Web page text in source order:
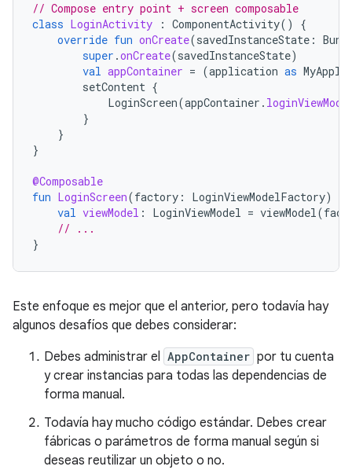
// Compose entry point + screen composable
class LoginActivity : ComponentActivity()
{
override fun onCreate(savedInstanceState :
super .onCreate(savedInstanceState)
val appContainer = (application as
setContent {
LoginScreen(appContainer .
}
}
}
@Composable
fun LoginScreen(factory : LoginViewModelFactory)
val viewModel : LoginViewModel = viewModel(
// ...
}
Este enfoque es mejor que el anterior, pero todavía hay
algunos desafíos que debes considerar:
Debes administrar el AppContainer por tu cuenta
y crear instancias para todas las dependencias de
forma manual.
Todavía hay mucho código estándar. Debes crear
fábricas o parámetros de forma manual según si
deseas reutilizar un objeto o no.